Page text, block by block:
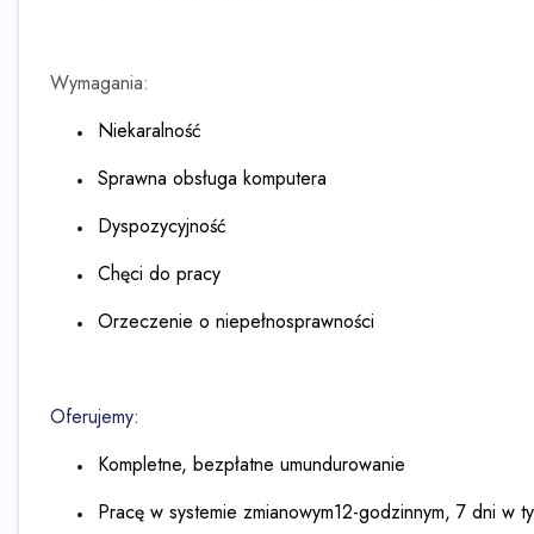
Wymagania:
Niekaralność
Sprawna obsługa komputera
Dyspozycyjność
Chęci do pracy
Orzeczenie o niepełnosprawności
Oferujemy:
Kompletne, bezpłatne umundurowanie
Pracę w systemie zmianowym12-godzinnym, 7 dni w